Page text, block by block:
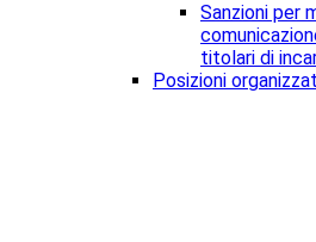
Sanzioni per
titolari di
Posizioni